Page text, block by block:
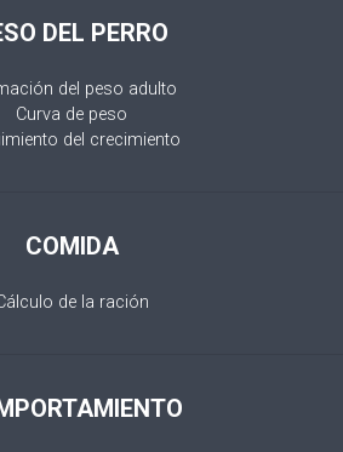
DEL PERRO
del peso adulto
Curva de peso
del crecimiento
COMIDA
de la ración